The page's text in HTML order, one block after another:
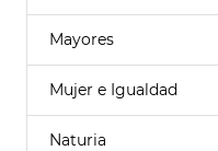
Mayores
Mujer e Igualdad
Naturia